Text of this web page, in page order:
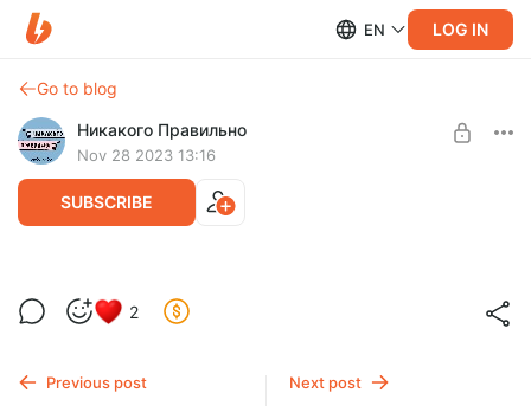
EN LOG IN
Go to blog
Никакого Правильно
Nov 28 2023 13:16
SUBSCRIBE
Каждая шестая пара. История Маши,
которую мы никогда не рассказывали.
UNLOCK POST
2
Previous post
Next post